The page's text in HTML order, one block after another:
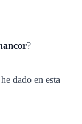
?
dado en esta